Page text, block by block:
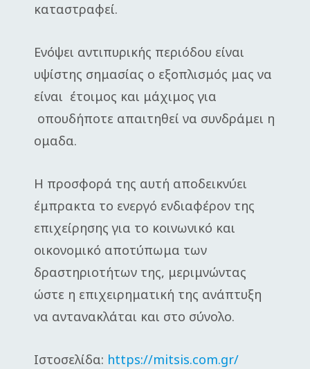
καταστραφεί.
Ενόψει αντιπυρικής περιόδου είναι
υψίστης σημασίας ο εξοπλισμός μας να
είναι έτοιμος και μάχιμος για
οπουδήποτε απαιτηθεί να συνδράμει η
ομαδα.
Η προσφορά της αυτή αποδεικνύει
έμπρακτα το ενεργό ενδιαφέρον της
επιχείρησης για το κοινωνικό και
οικονομικό αποτύπωμα των
δραστηριοτήτων της, μεριμνώντας
ώστε η επιχειρηματική της ανάπτυξη
να αντανακλάται και στο σύνολο.
Ιστοσελίδα: https://mitsis.com.gr/